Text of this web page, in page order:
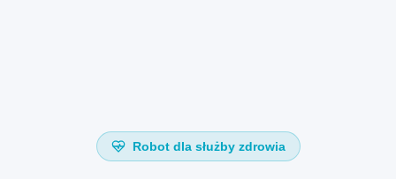
Robot dla służby zdrowia